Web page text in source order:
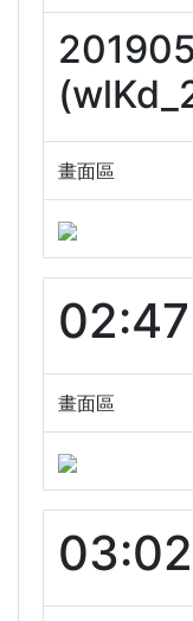
畫面區
畫面區